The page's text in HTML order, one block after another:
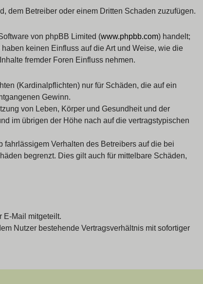
dem Betreiber oder einem Dritten Schaden zuzufügen.
von phpBB Limited (www.phpbb.com) handelt;
keinen Einfluss auf die Art und Weise, wie die
fremder Foren Einfluss nehmen.
(Kardinalpflichten) nur für Schäden, die auf ein
Gewinn.
von Leben, Körper und Gesundheit und der
im übrigen der Höhe nach auf die vertragstypischen
Verhalten des Betreibers auf die bei
begrenzt. Dies gilt auch für mittelbare Schäden,
E-Mail mitgeteilt.
Nutzer bestehende Vertragsverhältnis mit sofortiger